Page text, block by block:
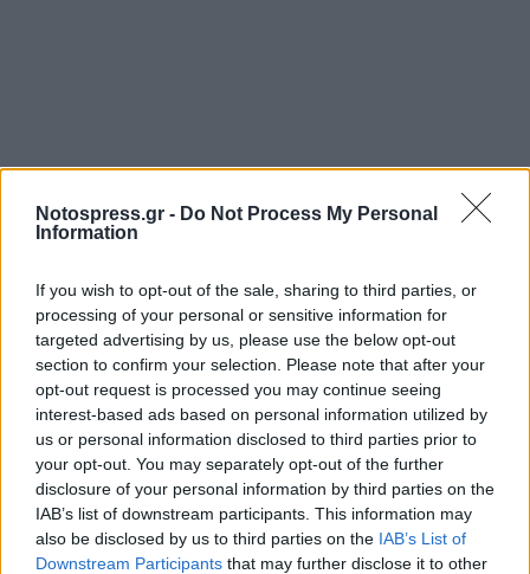
Notospress.gr - Do Not Process My Personal
Information
If you wish to opt-out of the sale, sharing to third parties, or
processing of your personal or sensitive information for
targeted advertising by us, please use the below opt-out
section to confirm your selection. Please note that after your
opt-out request is processed you may continue seeing
interest-based ads based on personal information utilized by
us or personal information disclosed to third parties prior to
your opt-out. You may separately opt-out of the further
disclosure of your personal information by third parties on the
IAB’s list of downstream participants. This information may
also be disclosed by us to third parties on the IAB’s List of
Downstream Participants that may further disclose it to other
Σχετικά Άρθρα